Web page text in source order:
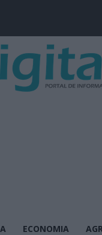
ECONOMIA